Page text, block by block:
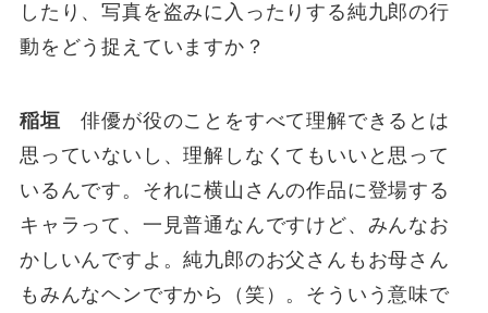
したり、写真を盗みに入ったりする純九郎の行
動をどう捉えていますか？
稲垣 俳優が役のことをすべて理解できるとは
思っていないし、理解しなくてもいいと思って
いるんです。それに横山さんの作品に登場する
キャラって、一見普通なんですけど、みんなお
かしいんですよ。純九郎のお父さんもお母さん
もみんなヘンですから（笑）。そういう意味で